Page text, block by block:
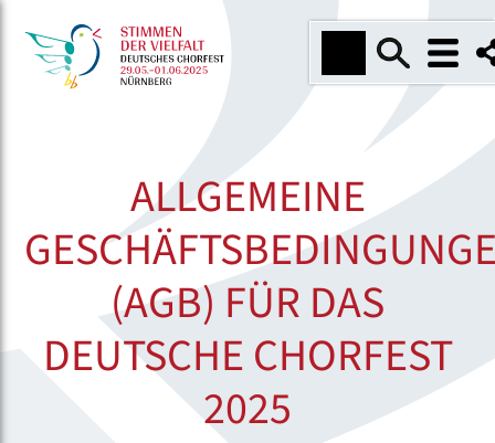
ALLGEMEINE
(AGB) FÜR DAS
DEUTSCHE CHORFEST
2025